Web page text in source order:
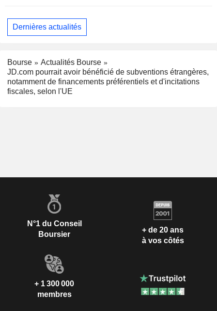
Dernières actualités
Bourse
Actualités Bourse
JD.com pourrait avoir bénéficié de subventions étrangères,
notamment de financements préférentiels et d'incitations
fiscales, selon l'UE
N°1 du Conseil
Boursier
+ de 20 ans
à vos côtés
+ 1 300 000
membres